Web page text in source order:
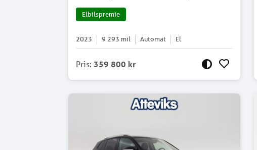
Elbilspremie
2023 9 293 mil Automat El
Pris:359 800 kr